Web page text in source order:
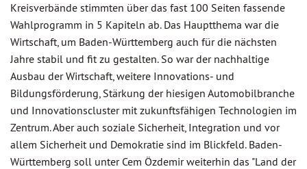
Kreisverbände stimmten über das fast 100 Seiten fassende
Wahlprogramm in 5 Kapiteln ab. Das Hauptthema war die
Wirtschaft, um Baden-Württemberg auch für die nächsten
Jahre stabil und fit zu gestalten. So war der nachhaltige
Ausbau der Wirtschaft, weitere Innovations- und
Bildungsförderung, Stärkung der hiesigen Automobilbranche
und Innovationscluster mit zukunftsfähigen Technologien im
Zentrum. Aber auch soziale Sicherheit, Integration und vor
allem Sicherheit und Demokratie sind im Blickfeld. Baden-
Württemberg soll unter Cem Özdemir weiterhin das "Land der